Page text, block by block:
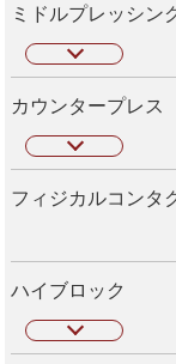
ミドルプレッシン
カウンタープレス
フィジカルコンタ
ハイブロック